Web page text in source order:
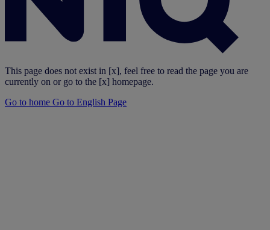
This page does not exist in [x], feel free to read the page you are
currently on or go to the [x] homepage.
Go to home Go to English Page